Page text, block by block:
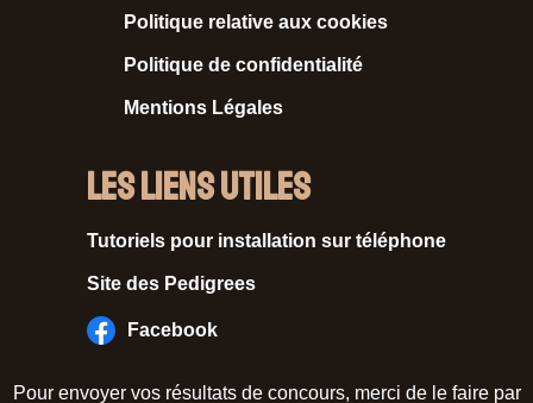
Politique relative aux cookies
Politique de confidentialité
Mentions Légales
Les liens utiles
Tutoriels pour installation sur téléphone
Site des Pedigrees
Facebook
Pour envoyer vos résultats de concours, merci de le faire par